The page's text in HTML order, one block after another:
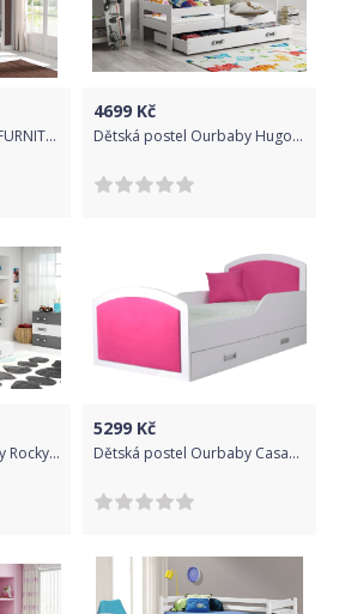
Dětská postel VIPACK FURNITURE Pino bílá 200x90 cm
4699 Kč
Dětská postel Ourbaby Hugo bílá 160x80 cm
Dětská postel Ourbaby Rocky 200x90 cm
5299 Kč
Dětská postel Ourbaby Casablanca růžová 200x90 cm